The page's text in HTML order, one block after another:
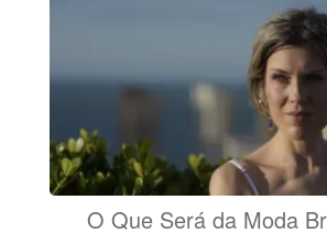
O Que Será da Moda